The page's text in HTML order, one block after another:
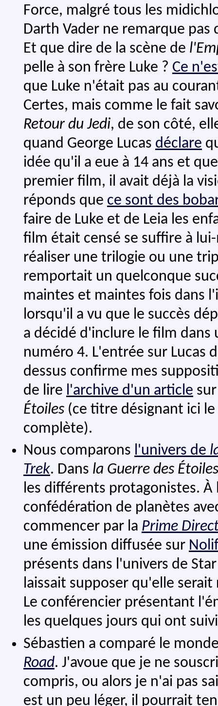
Force, malgré tous les
Darth Vader ne remarque
Et que dire de la scène de
pelle à son frère Luke ? Ce
que Luke n'était pas au
Certes, mais comme le fait
Retour du Jedi, de son côté,
quand George Lucas déclare
idée qu'il a eue à 14 ans et
premier film, il avait déjà la
réponds que ce sont des
faire de Luke et de Leia les
film était censé se suffire à
réaliser une trilogie ou une
remportait un quelconque
maintes et maintes fois dans
lorsqu'il a vu que le succès
a décidé d'inclure le film
numéro 4. L'entrée sur Lucas
dessus confirme mes
de lire l'archive d'un article
Étoiles (ce titre désignant ici
complète).
Nous comparons l'univers de
Trek. Dans la Guerre des Étoiles
les différents protagonistes.
confédération de planètes
commencer par la Prime
une émission diffusée sur
présents dans l'univers de
laissait supposer qu'elle
Le conférencier présentant
les quelques jours qui ont
Sébastien a comparé le
Road. J'avoue que je ne
compris, ou alors je n'ai pas
est un peu léger, il pourrait